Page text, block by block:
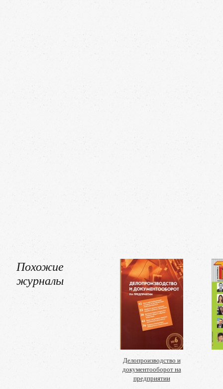
Похожие
журналы
Делопроизводство и
документооборот на
предприятии